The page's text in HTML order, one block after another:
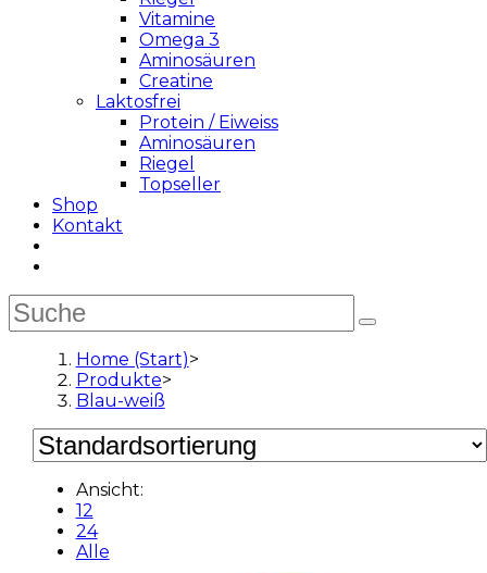
Vitamine
Omega 3
Aminosäuren
Creatine
Laktosfrei
Protein / Eiweiss
Aminosäuren
Riegel
Topseller
Shop
Kontakt
Home (Start)>
Produkte>
Blau-weiß
Ansicht:
12
24
Alle